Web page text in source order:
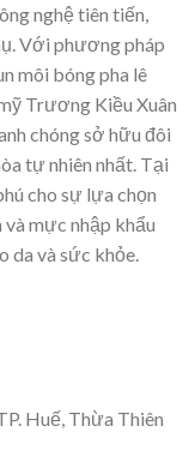
nghệ tiên tiến,
Với phương pháp
môi bóng pha lê
Trương Kiều Xuân
chóng sở hữu đôi
tự nhiên nhất. Tại
cho sự lựa chọn
mực nhập khẩu
da và sức khỏe.
Huế, Thừa Thiên